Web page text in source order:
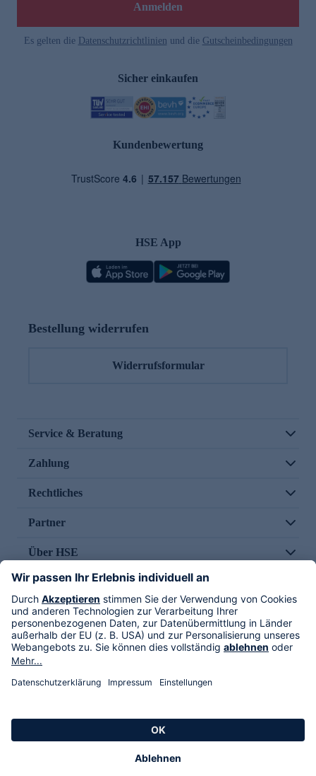
Anmelden
Es gelten die Datenschutzrichtlinien und die Gutscheinbedingungen
Sicher einkaufen
Kundenbewertung
HSE App
Bestellung widerrufen
Widerrufsformular
Service & Beratung
Zahlung
Rechtliches
Partner
Über HSE
Im TV
HSE International